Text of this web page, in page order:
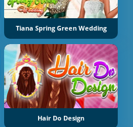
Tiana Spring Green Wedding
Hair Do Design